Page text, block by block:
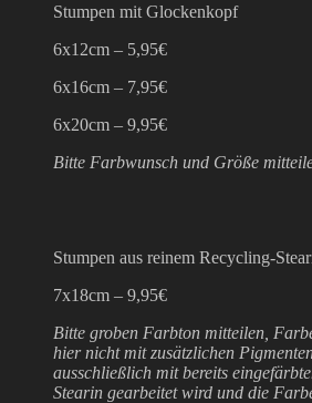
Stumpen mit Glockenkopf
6x12cm – 5,95€
6x16cm – 7,95€
6x20cm – 9,95€
Bitte Farbwunsch und Größe
Stumpen aus reinem Recycling-
7x18cm – 9,95€
Bitte groben Farbton mitteilen,
hier nicht mit zusätzlichen
ausschließlich mit bereits
Stearin gearbeitet wird und die